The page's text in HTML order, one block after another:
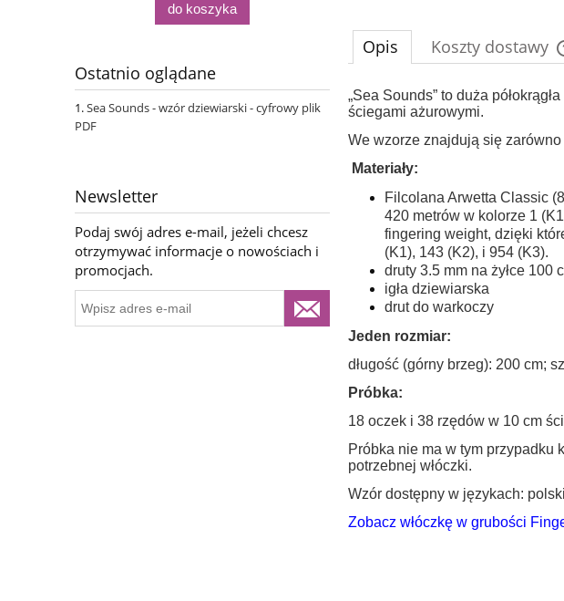
do koszyka
Ostatnio oglądane
Sea Sounds - wzór dziewiarski - cyfrowy plik
PDF
Newsletter
Podaj swój adres e-mail, jeżeli chcesz
otrzymywać informacje o nowościach i
promocjach.
Opis Koszty dostawy
„Sea Sounds” to duża
ściegami ażurowymi.
We wzorze znajdują się
Materiały:
Filcolana Arwetta Classic
420 metrów w kolorze 1
fingering weight, dzięki
(K1), 143 (K2), i 954 (K3).
druty 3.5 mm na żyłce 100
igła dziewiarska
drut do warkoczy
Jeden rozmiar:
długość (górny brzeg): 200 cm;
Próbka:
18 oczek i 38 rzędów w 10 cm
Próbka nie ma w tym przypadku
potrzebnej włóczki.
Wzór dostępny w językach:
Zobacz włóczkę w grubości